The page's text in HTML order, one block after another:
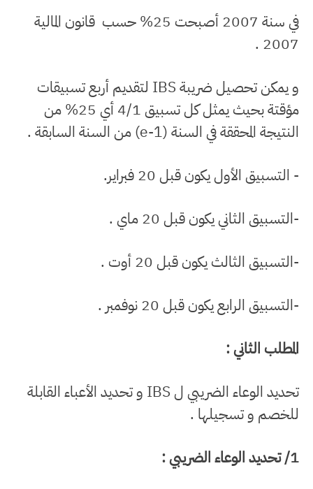
في سنة 2007 أصبحت 25% حسب قانون المالية
2007 .
و يمكن تحصيل ضريبة IBS لتقديم أربع تسبيقات
مؤقتة بحيث يمثل كل تسبيق 4/1 أي 25% من
النتيجة المحققة في السنة (e-1) من السنة السابقة .
- التسبيق الأول يكون قبل 20 فبراير.
-التسبيق الثاني يكون قبل 20 ماي .
-التسبيق الثالث يكون قبل 20 أوت .
-التسبيق الرابع يكون قبل 20 نوفمبر .
المطلب الثاني :
تحديد الوعاء الضريبي ل IBS و تحديد الأعباء القابلة
للخصم و تسجيلها .
1/ تحديد الوعاء الضريبي :